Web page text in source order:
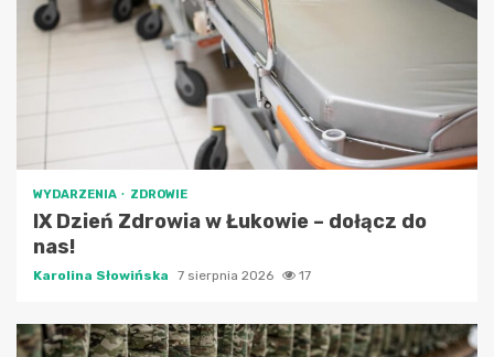
WYDARZENIA ZDROWIE
IX Dzień Zdrowia w Łukowie – dołącz do
nas!
Karolina Słowińska 7 sierpnia 2026 17